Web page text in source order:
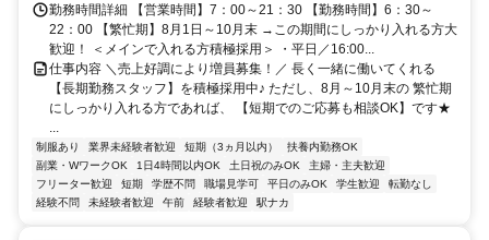
勤務時間詳細 【営業時間】7：00～21：30 【勤務時間】6：30～
22：00 【繁忙期】8月1日～10月末 →この期間にしっかり入れる方大
歓迎！ ＜メインで入れる方積極採用＞ ・平日／16:00...
仕事内容 ＼売上好調により増員募集！／ 長く一緒に働いてくれる
【長期勤務スタッフ】を積極採用中♪ ただし、8月～10月末の 繁忙期
にしっかり入れる方であれば、 【短期でのご応募も相談OK】です★
制服あり 業界未経験者歓迎 短期（3ヵ月以内）
扶養内勤務OK
副業・WワークOK
1日4時間以内OK 土日祝のみOK
主婦・主夫歓迎
フリーター歓迎
短期 学歴不問 職場見学可 平日のみOK 学生歓迎
転勤なし
経験不問
未経験者歓迎 午前 経験者歓迎 駅ナカ